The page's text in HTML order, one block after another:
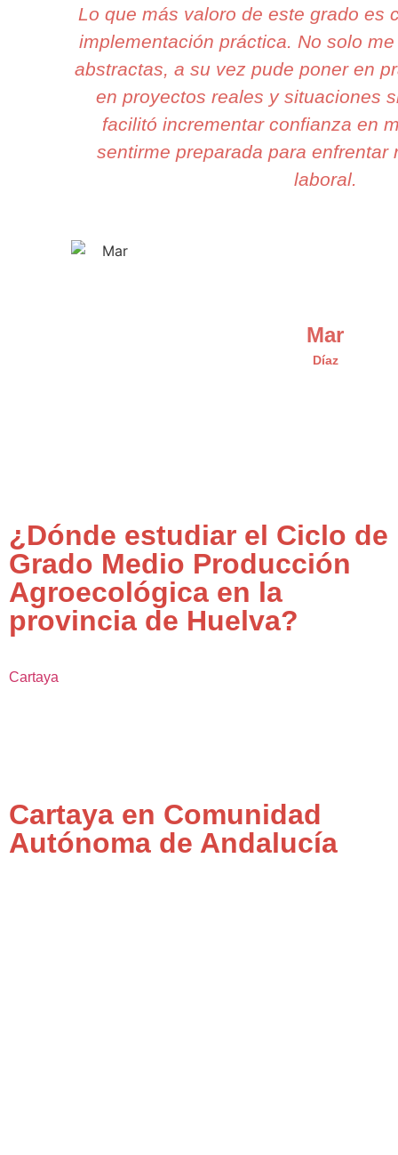
Lo que más valoro de este grado es
implementación práctica. No solo
abstractas, a su vez pude poner en
en proyectos reales y situaciones
facilitó incrementar confianza en
sentirme preparada para enfrentar
laboral.
Mar
Díaz
¿Dónde estudiar el Ciclo de
Grado Medio Producción
Agroecológica en la
provincia de Huelva?
Cartaya
Cartaya en Comunidad
Autónoma de Andalucía